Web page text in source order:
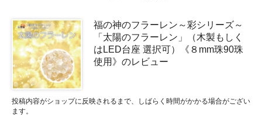
福の神のフラーレン～彩シリーズ～
「太陽のフラーレン」（木製もしく
はLED台座 選択可）《８mm珠90珠
使用》のレビュー
投稿内容がショップに反映されるまで、しばらく時間がかかる場合がござい
ます。